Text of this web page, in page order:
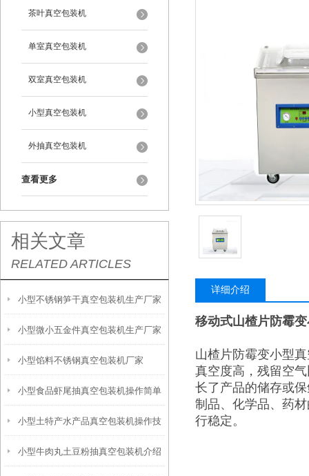
茶叶真空包装机
单室真空包装机
双室真空包装机
小型真空包装机
外抽真空包装机
查看更多
相关文章
RELATED ARTICLES
小型不锈钢笋干真空包装机生产厂家
小型微小五金件真空包装机生产厂家
小型馅料不锈钢真空包装机厂家
小型食品虾尾抽真空包装机操作简单
小型土特产水产品真空包装机操作技
术
小型牛肉丸土豆粉抽真空包装机介绍
详细介绍
移动式山楂片防霉
山楂片防霉变小型
真空度高，残留空
长了产品的储存或
制品、化学品、药
行稳定。